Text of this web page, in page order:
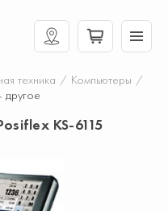
техника / Компьютеры /
другое
KS-6115